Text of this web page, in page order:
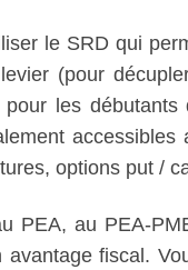
le SRD qui
(pour
pour les
options put /
PEA, au PEA-
avantage fiscal.